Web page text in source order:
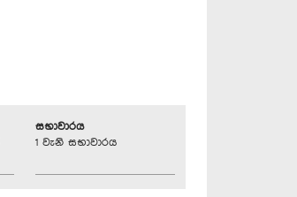
සභාවාරය
1 වැනි සභාවාරය